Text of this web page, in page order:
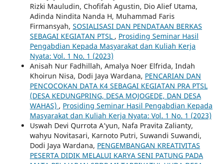
Rizki Mauludin, Chofifah Agustin, Dio Alief Utama,
Adinda Nindita Nanda H, Muhammad Faris
Firmansyah, SOSIALISASI DAN PENDATAAN BERKAS
SEBAGAI KEGIATAN PTSL , Prosiding Seminar Hasil
Pengabdian Kepada Masyarakat dan Kuliah Kerja
Nyata: Vol. 1 No. 1 (2023)
Anisah Nur Fadhillah, Amalya Noer Elfrida, Indah
Khoirun Nisa, Dodi Jaya Wardana, PENCARIAN DAN
PENCOCOKAN DATA K4 SEBAGAI KEGIATAN PRA PTSL
(DESA KEDUNGPRING, DESA MOJOGEDE, DAN DESA
WAHAS) , Prosiding Seminar Hasil Pengabdian Kepada
Masyarakat dan Kuliah Kerja Nyata: Vol. 1 No. 1 (2023)
Uswah Devi Qurrota A’yun, Nafa Pravita Zalianty,
wahyu Novitasari, Karnoto Putri, Suwandi Suwandi,
Dodi Jaya Wardana, PENGEMBANGAN KREATIVITAS
PESERTA DIDIK MELALUI KARYA SENI PATUNG PADA